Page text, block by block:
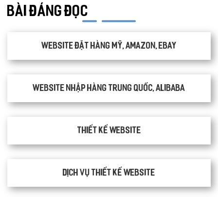
BÀI ĐÁNG ĐỌC
Website đặt hàng Mỹ, Amazon, Ebay
Website nhập hàng Trung Quốc, Alibaba
Thiết kế website
Dịch vụ thiết kế website